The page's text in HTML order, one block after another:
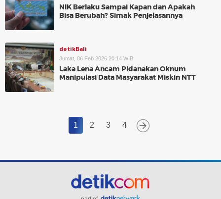
NIK Berlaku Sampai Kapan dan Apakah
Bisa Berubah? Simak Penjelasannya
detikBali
Jumat, 06 Feb 2026 20:14 WIB
Laka Lena Ancam Pidanakan Oknum
Manipulasi Data Masyarakat Miskin NTT
1 2 3 4